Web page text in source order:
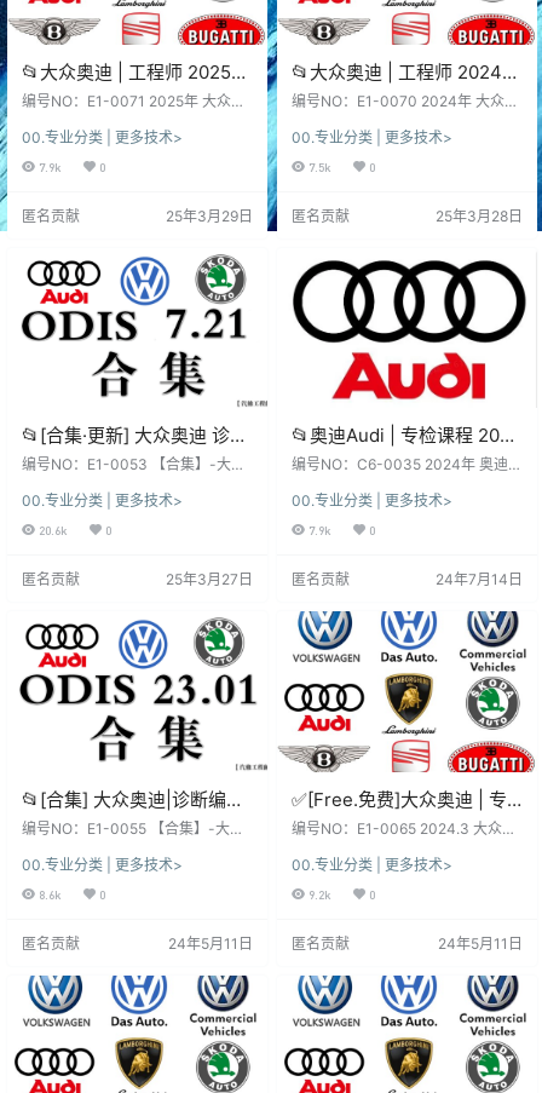
📂大众奥迪 | 工程师 2025年
ODIS-E固件参数Bin格式转
[XML FRF ODX SGO]
编号NO：E1-0071 2025年 大众OD
统：下载前, 先看一下日期和版本,
新老版本数据、权限各有差异、利
弊！未测试, 仅供参考！ 不同版本：
装、破解 注册文件、补丁等都不
本站SVIP和VIP都能下载自学钻研,
资源种类繁多, 自行研究！更新不断,
勤则利, 荒则废！ 本站资源：…
00.专业分类 | 更多技术>
7.9k 0
匿名贡献 25年3月29日
📂大众奥迪 | 工程师 2024年
ODIS-E固件参数Bin格式转
[XML FRF ODX SGO]
编号NO：E1-0070 2024年 大众O
系统：下载前, 先看一下日期和版本,
新老版本数据、权限各有差异、利
弊！未测试, 仅供参考！ 不同版本：
装、破解 注册文件、补丁等都不
资源种类繁多, 自行研究！更新不断,
勤则利, 荒则废！ 本站资源：…
00.专业分类 | 更多技术>
7.5k 0
匿名贡献 25年3月28日
📂[合集·更新] 大众奥迪 诊断
编程 2025~2021年 大众9品
牌专检系统ODIS-S7.2.1数据
包（5054适用）(700G以上)
编号NO：E1-0053 【合集】-大众
021年 ODIS-S 7.2.1（5054版）
软件系统：下载前, 先看一下日期和
版本：数据、功能、权限、win系
都不同，本站不免费提供！ 本套资
源：本站SVIP和VIP都能下载自学钻
研, 资源种类繁多,…
00.专业分类 | 更多技术>
20.6k 0
匿名贡献 25年3月27日
📂奥迪Audi | 专检课程 2024
年 专检系统ODIS诊断读取测
量校准刷隐藏电路图针脚技
术培训课程+SSP_103节
（6G）
编号NO：C6-0035 2024年 奥迪A
断 读取 测量 校准 刷隐藏 电路图针
脚 简 介 说 明 [Information] 汽修专
ds] 奥迪Audi专检系统ODIS诊断 读
询 技术培训课程+SSP资料 资料详
细目录 [Inventory…
00.专业分类 | 更多技术>
7.9k 0
匿名贡献 24年7月14日
📂[合集] 大众奥迪|诊断编程
2024~2023年 大众奥迪系
列9品牌专检系统ODIS-
S23.01数据包（6154适用）
(200G以上)
编号NO：E1-0055 【合集】-大众
~2023年 ODIS-S 23.01（6154
版） 软件系统：下载前, 先看一下
不同版本：数据、功能、权限、win
等都不同，本站不免费提供！ 本套
资源：本站SVIP和VIP都能下载自学
钻研, 资源种…
00.专业分类 | 更多技术>
8.6k 0
匿名贡献 24年5月11日
✅[Free.免费]大众奥迪 | 专
检系统 2024.3 原厂诊断编
程系统 ODIS 23.21 [外网版
有证书 缺注册机]（35.5G）
编号NO：E1-0065 2024.3 大众奥
统：下载前, 先看一下日期和版本,
新老版本数据、权限各有差异、利
装、破解 注册文件、补丁等都不
本站SVIP和VIP都能下载自学钻研,
资源种类繁多, 自行研究！更新不断,
勤则利, 荒则废！ 本站资…
00.专业分类 | 更多技术>
9.2k 0
匿名贡献 24年5月11日